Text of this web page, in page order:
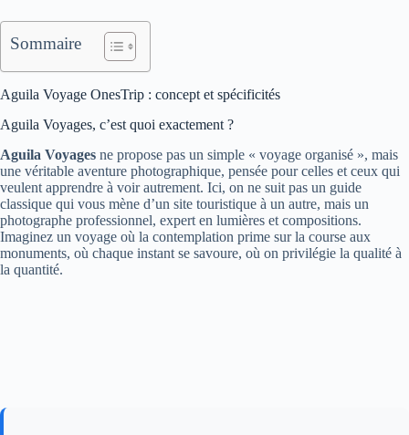
Sommaire
Aguila Voyage OnesTrip : concept et spécificités
Aguila Voyages, c’est quoi exactement ?
Aguila Voyages ne propose pas un simple « voyage organisé », mais
une véritable aventure photographique, pensée pour celles et ceux qui
veulent apprendre à voir autrement. Ici, on ne suit pas un guide
classique qui vous mène d’un site touristique à un autre, mais un
photographe professionnel, expert en lumières et compositions.
Imaginez un voyage où la contemplation prime sur la course aux
monuments, où chaque instant se savoure, où on privilégie la qualité à
la quantité.